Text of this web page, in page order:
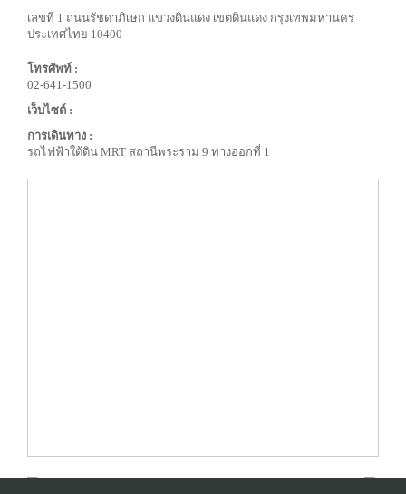
เลขที่ 1 ถนนรัชดาภิเษก แขวงดินแดง เขตดินแดง กรุงเทพมหานคร
ประเทศไทย 10400
โทรศัพท์ :
02-641-1500
เว็บไซต์ :
การเดินทาง :
รถไฟฟ้าใต้ดิน MRT สถานีพระราม 9 ทางออกที่ 1